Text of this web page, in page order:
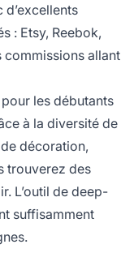
: Etsy, Reebok,
commissions allant
les débutants
à la diversité de
décoration,
trouverez des
L’outil de deep-
suffisamment